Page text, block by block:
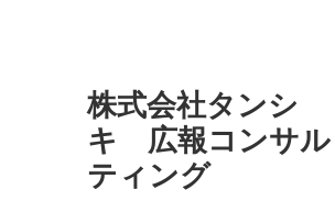
株式会社タンシ
キ 広報コンサル
ティング